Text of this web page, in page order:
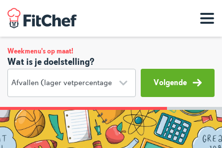
Weekmenu's op maat!
Wat is je doelstelling?
Volgende